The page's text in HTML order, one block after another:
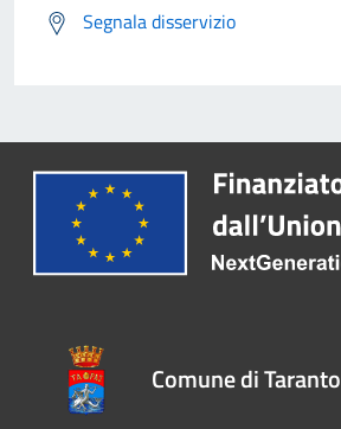
Segnala disservizio
Comune di Taranto